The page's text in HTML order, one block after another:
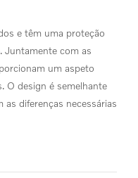
e têm uma proteção
Juntamente com as
um aspeto
O design é semelhante
diferenças necessárias